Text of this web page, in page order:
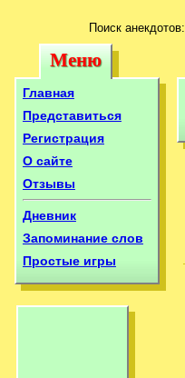
Поиск анекдотов:
Меню
Меню
Главная
Представиться
Регистрация
О сайте
Отзывы
Дневник
Запоминание слов
Простые игры